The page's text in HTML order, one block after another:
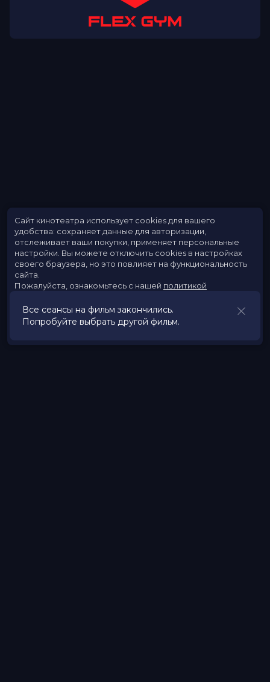
Все сеансы на фильм закончились.
Попробуйте выбрать другой фильм.
Сайт кинотеатра использует cookies для вашего
удобства: сохраняет данные для авторизации,
отслеживает ваши покупки, применяет персональные
настройки. Вы можете отключить cookies в настройках
своего браузера, но это повлияет на функциональность
сайта.
Пожалуйста, ознакомьтесь с нашей политикой
Принять